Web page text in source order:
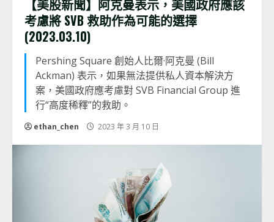
【美股新聞】阿克曼表示，美國政府應該
考慮將 SVB 救助作為可能的選擇
(2023.03.10)
Pershing Square 創始人比爾·阿克曼 (Bill
Ackman) 表示，如果無法提供私人資本解決方
案，美國政府應考慮對 SVB Financial Group 進
行“高度稀釋”的救助。
ethan_chen 2023 年 3 月 10 日